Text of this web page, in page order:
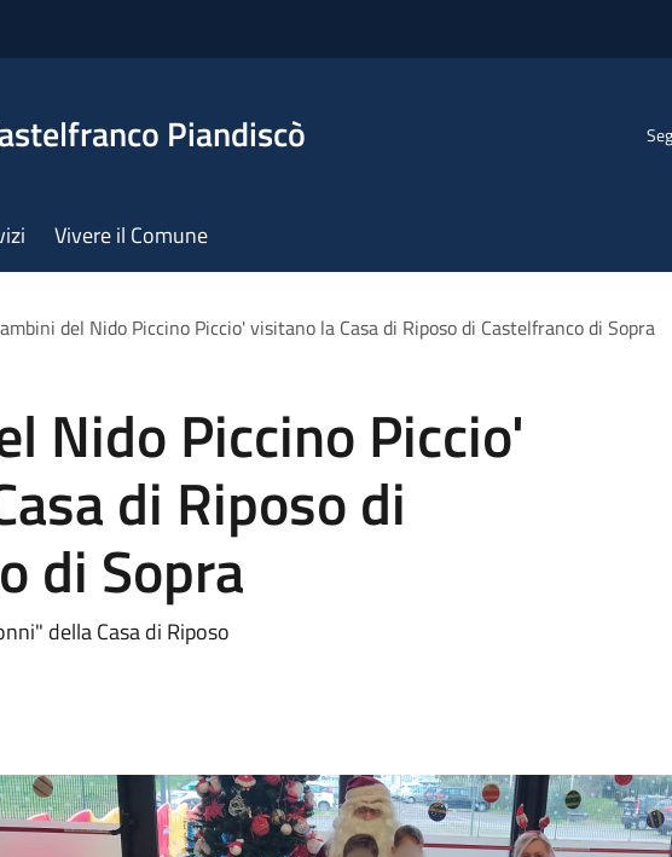
Piandiscò
Vivere il Comune
del Nido Piccino Piccio' visitano la Casa di Riposo di Castelfranco di Sopra
Nido Piccino Piccio'
di Riposo di
di Sopra
della Casa di Riposo